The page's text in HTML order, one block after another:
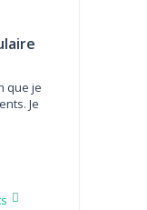
que je
Je